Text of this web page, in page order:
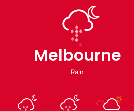
Melbourne
Rain